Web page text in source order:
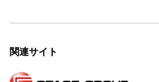
関連サイト